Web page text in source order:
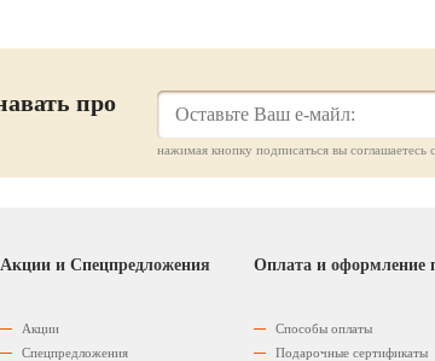
про
нажимая кнопку подписаться вы соглашаетесь
Акции и Спецпредложения
Акции
Спецпредложения
Оплата и оформление
Способы оплаты
Подарочные сертификаты